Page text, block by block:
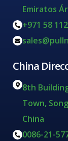
Emiratos
+971 58
China
8th
Town,
China
0086-21-